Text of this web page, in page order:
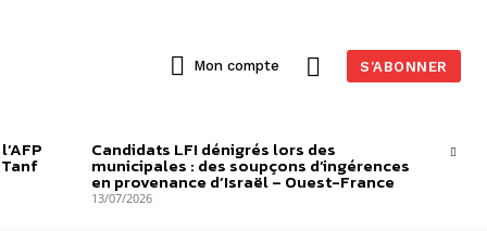
Mon compte S'ABONNER
Candidats LFI dénigrés lors des
municipales : des soupçons d’ingérences
en provenance d’Israël – Ouest-France
13/07/2026